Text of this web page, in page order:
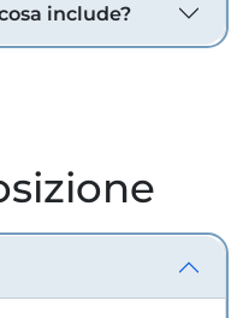
include?